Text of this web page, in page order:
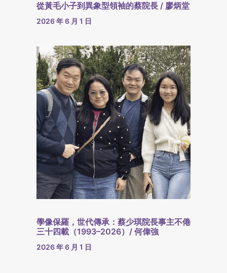
從黃毛小子到異象型領袖的蔡院長 / 廖炳堂
2026 年 6 月 1 日
學像保羅，世代傳承：蔡少琪院長事主不倦
三十四載（1993–2026）/ 何偉強
2026 年 6 月 1 日